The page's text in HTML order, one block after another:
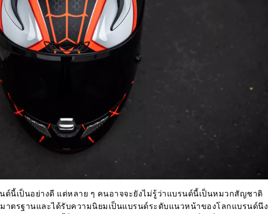
นี้เป็นอย่างดี แต่หลาย ๆ คนอาจจะยังไม่รู้ว่าแบรนด์นี้เป็นหมวกสัญชาติ
าตรฐานและได้รับความนิยมเป็นแบรนด์ระดับแนวหน้าของโลกแบรนด์นึง